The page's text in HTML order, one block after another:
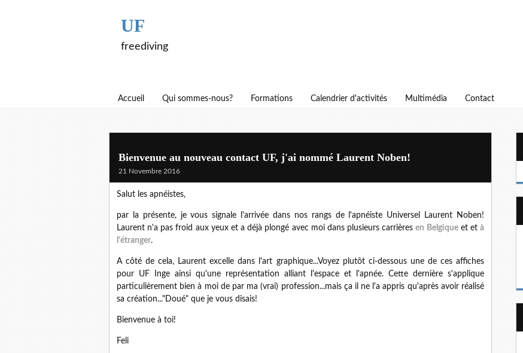
UF
freediving
Accueil Qui sommes-nous? Formations Calendrier d'activités Multimédia Contact
Bienvenue au nouveau contact UF, j'ai nommé Laurent Noben!
21 Novembre 2016
Salut les apnéistes,
par la présente, je vous signale l'arrivée dans nos rangs de l'apnéiste Universel Laurent Noben!
Laurent n'a pas froid aux yeux et a déjà plongé avec moi dans plusieurs carrièresen Belgiqueet età
l'étranger.
A côté de cela, Laurent excelle dans l'art graphique...Voyez plutôt ci-dessous une de ces affiches
pour UF Inge ainsi qu'une représentation alliant l'espace et l'apnée. Cette dernière s'applique
particulièrement bien à moi de par ma (vrai) profession...mais ça il ne l'a appris qu'après avoir réalisé
sa création..."Doué" que je vous disais!
Bienvenue à toi!
Feli